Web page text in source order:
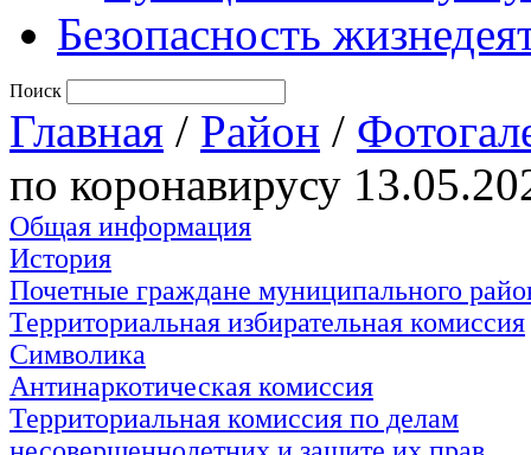
Безопасность
Поиск
Главная / Район /
по коронавирусу
Общая информация
История
Почетные граждане муниципального
Территориальная избирательная комиссия
Символика
Антинаркотическая комиссия
Территориальная комиссия по делам